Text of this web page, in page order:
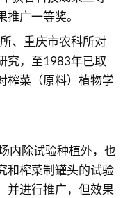
广一等奖。
、重庆市农科所对
究，至1983年已取
榨菜（原料）植物学
内除试验种植外，也
和榨菜制罐头的试验
并进行推广，但效果